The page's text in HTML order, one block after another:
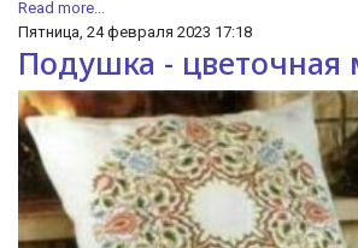
Read more...
Пятница, 24 февраля 2023 17:18
Подушка - цветочная